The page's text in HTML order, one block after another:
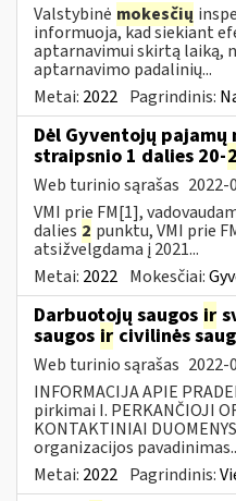
Valstybinė mokesčių
informuoja, kad siekiant
aptarnavimui skirtą laiką,
aptarnavimo padalinių...
Metai: 2022 Pagrindinis:
Dėl Gyventojų
straipsnio 1 dalies 20-2
Web turinio sąrašas 2022-
VMI prie FM[1],
dalies 2 punktu, VMI prie
atsižvelgdama į 2021...
Metai: 2022 Mokesčiai:
Darbuotojų saugos ir
saugos ir civilinės
Web turinio sąrašas 2022-
INFORMACIJA APIE
pirkimai I. PERKANČIOJI
KONTAKTINIAI
organizacijos
Metai: 2022 Pagrindinis: